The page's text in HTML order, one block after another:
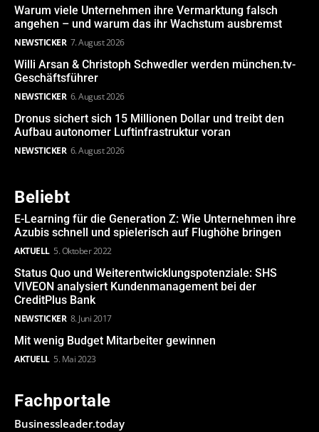
Warum viele Unternehmen ihre Vermarktung falsch
angehen – und warum das ihr Wachstum ausbremst
NEWSTICKER 7. August 2026
Willi Arsan & Christoph Schwedler werden münchen.tv-
Geschäftsführer
NEWSTICKER 6. August 2026
Dronus sichert sich 15 Millionen Dollar und treibt den
Aufbau autonomer Luftinfrastruktur voran
NEWSTICKER 6. August 2026
Beliebt
E-Learning für die Generation Z: Wie Unternehmen ihre
Azubis schnell und spielerisch auf Flughöhe bringen
AKTUELL 5. Oktober 2022
Status Quo und Weiterentwicklungspotenziale: SHS
VIVEON analysiert Kundenmanagement bei der
CreditPlus Bank
NEWSTICKER 8. Juni 2017
Mit wenig Budget Mitarbeiter gewinnen
AKTUELL 5. Mai 2023
Fachportale
Businessleader.today